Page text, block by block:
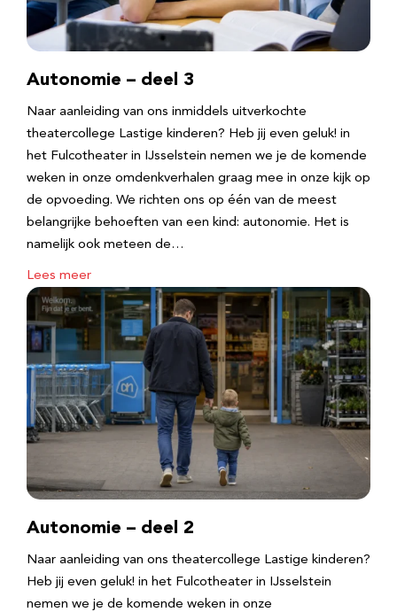
Autonomie – deel 3
Naar aanleiding van ons inmiddels uitverkochte
theatercollege Lastige kinderen? Heb jij even geluk! in
het Fulcotheater in IJsselstein nemen we je de komende
weken in onze omdenkverhalen graag mee in onze kijk op
de opvoeding. We richten ons op één van de meest
belangrijke behoeften van een kind: autonomie. Het is
namelijk ook meteen de…
Lees meer
Autonomie – deel 2
Naar aanleiding van ons theatercollege Lastige kinderen?
Heb jij even geluk! in het Fulcotheater in IJsselstein
nemen we je de komende weken in onze